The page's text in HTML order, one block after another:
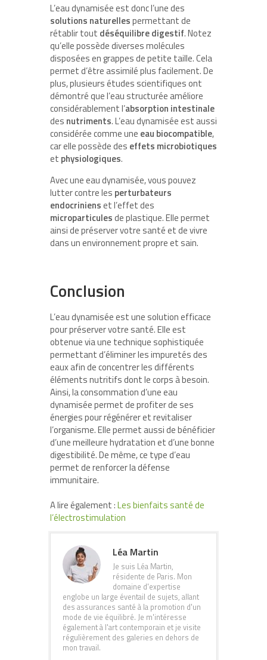
L’eau dynamisée est donc l’une des
solutions naturellespermettant de
rétablir tout déséquilibre digestif. Notez
qu’elle possède diverses molécules
disposées en grappes de petite taille. Cela
permet d’être assimilé plus facilement. De
plus, plusieurs études scientifiques ont
démontré que l’eau structurée améliore
considérablement l’absorption intestinale
des nutriments. L’eau dynamisée est aussi
considérée comme une eau biocompatible,
car elle possède des effets microbiotiques
et physiologiques.
Avec une eau dynamisée, vous pouvez
lutter contre les perturbateurs
endocrinienset l’effet des
microparticulesde plastique. Elle permet
ainsi de préserver votre santé et de vivre
dans un environnement propre et sain.
Conclusion
L’eau dynamisée est une solution efficace
pour préserver votre santé. Elle est
obtenue via une technique sophistiquée
permettant d’éliminer les impuretés des
eaux afin de concentrer les différents
éléments nutritifs dont le corps à besoin.
Ainsi, la consommation d’une eau
dynamisée permet de profiter de ses
énergies pour régénérer et revitaliser
l’organisme. Elle permet aussi de bénéficier
d’une meilleure hydratation et d’une bonne
digestibilité. De même, ce type d’eau
permet de renforcer la défense
immunitaire.
A lire également :Les bienfaits santé de
l’électrostimulation
Léa Martin
Je suis Léa Martin,
résidente de Paris. Mon
domaine d'expertise
englobe un large éventail de sujets, allant
des assurances santé à la promotion d'un
mode de vie équilibré. Je m'intéresse
également à l'art contemporain et je visite
régulièrement des galeries en dehors de
mon travail.